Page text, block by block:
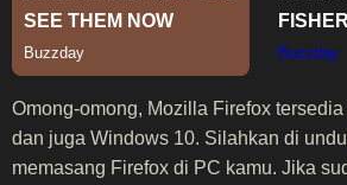
Omong-omong, Mozilla Firefox
dan juga Windows 10. Silahkan di
memasang Firefox di PC kamu. Jika